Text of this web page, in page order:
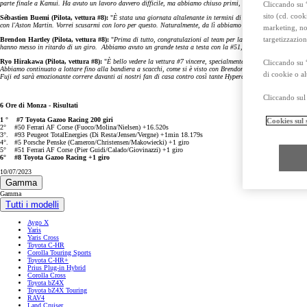
Prius Plug-in
PLUG-IN HYBRID
Da
parte finale a Kamui. Ha avuto un lavoro davvero difficile, ma abbiamo chiuso primi, ed è bello vincere su
Sébastien Buemi (Pilota, vettura #8): "È stata una giornata altalenante in termini di emozioni. È molto
con l'Aston Martin. Vorrei scusarmi con loro per questo. Naturalmente, da lì abbiamo cercato di lottare il
Brendon Hartley (Pilota, vettura #8): "Prima di tutto, congratulazioni al team per la vittoria. La vettura
hanno messo in ritardo di un giro. Abbiamo avuto un grande testa a testa con la #51, nostra avversaria
Ryo Hirakawa (Pilota, vettura #8): "È bello vedere la vettura #7 vincere, specialmente nella gara di
Abbiamo continuato a lottare fino alla bandiera a scacchi, come si è visto con Brendon che ha superato
Fuji ed sarà emozionante correre davanti ai nostri fan di casa contro così tante Hypercar
6 Ore di Monza - Risultati
1 ° #7 Toyota Gazoo Racing 200 giri
2° #50 Ferrari AF Corse (Fuoco/Molina/Nielsen) +16.520s
3°. #93 Peugeot TotalEnergies (Di Resta/Jensen/Vergne) +1min 18.179s
4°. #5 Porsche Penske (Cameron/Christensen/Makowiecki) +1 giro
5° #51 Ferrari AF Corse (Pier Guidi/Calado/Giovinazzi) +1 giro
6° #8 Toyota Gazoo Racing +1 giro
10/07/2023
Gamma
Gamma
Tutti i modelli
Aygo X
Yaris
Yaris Cross
Toyota C-HR
Corolla Touring Sports
Toyota C-HR+
Prius Plug-in Hybrid
Corolla Cross
Toyota bZ4X
Toyota bZ4X Touring
RAV4
Land Cruiser
Cliccando su
sito (cd.
marketing,
Cliccando su
di cookie o
Cliccando
Cookies sul